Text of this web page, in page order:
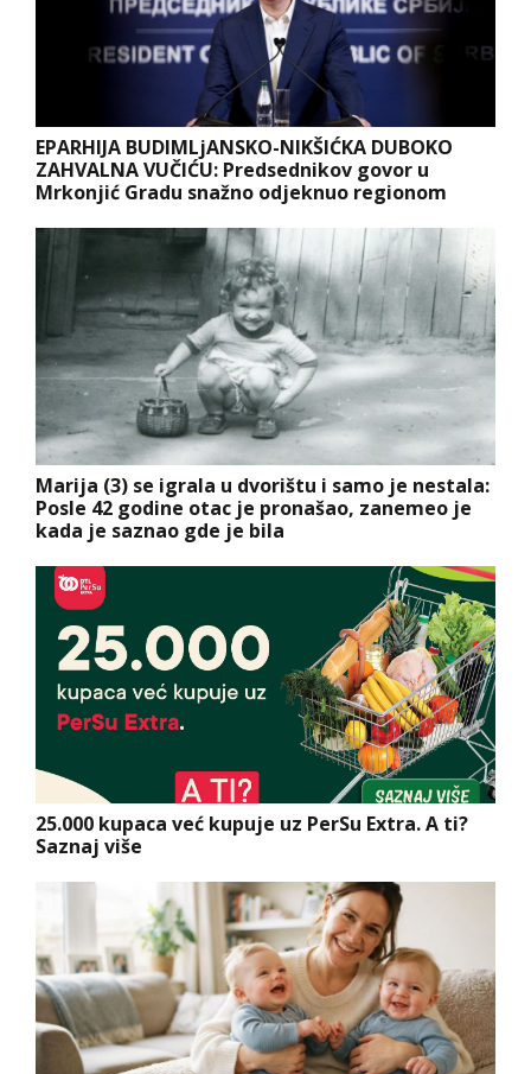
EPARHIJA BUDIMLjANSKO-NIKŠIĆKA DUBOKO
ZAHVALNA VUČIĆU: Predsednikov govor u
Mrkonjić Gradu snažno odjeknuo regionom
Marija (3) se igrala u dvorištu i samo je nestala:
Posle 42 godine otac je pronašao, zanemeo je
kada je saznao gde je bila
25.000 kupaca već kupuje uz PerSu Extra. A ti?
Saznaj više